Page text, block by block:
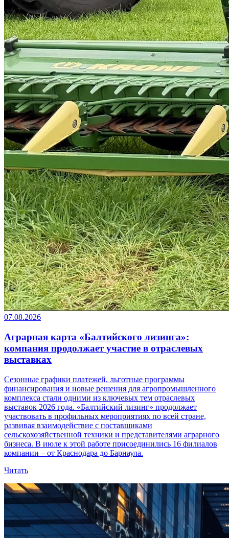
07.08.2026
Аграрная карта «Балтийского лизинга»:
компания продолжает участие в отраслевых
выставках
Сезонные графики платежей, льготные программы
финансирования и новые решения для агропромышленного
комплекса стали одними из ключевых тем отраслевых
выставок 2026 года. «Балтийский лизинг» продолжает
участвовать в профильных мероприятиях по всей стране,
развивая взаимодействие с поставщиками
сельскохозяйственной техники и представителями аграрного
бизнеса. В июле к этой работе присоединились 16 филиалов
компании – от Краснодара до Барнаула.
Читать